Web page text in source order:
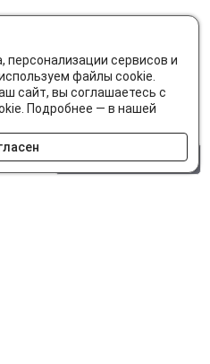
персонализации сервисов и
файлы cookie.
сайт, вы соглашаетесь с
Подробнее — в нашей